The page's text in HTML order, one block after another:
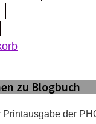
zu Blogbuch
Printausgabe der